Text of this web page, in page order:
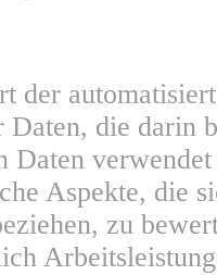
der
Daten, die darin
Daten
Aspekte, die
zu